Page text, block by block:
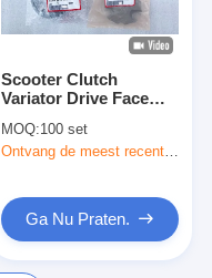
Scooter Clutch
Variator Drive Face
Honda Scooter Vision
NSC110, Lead 110,
MOQ:100 set
Ga Nu Praten.